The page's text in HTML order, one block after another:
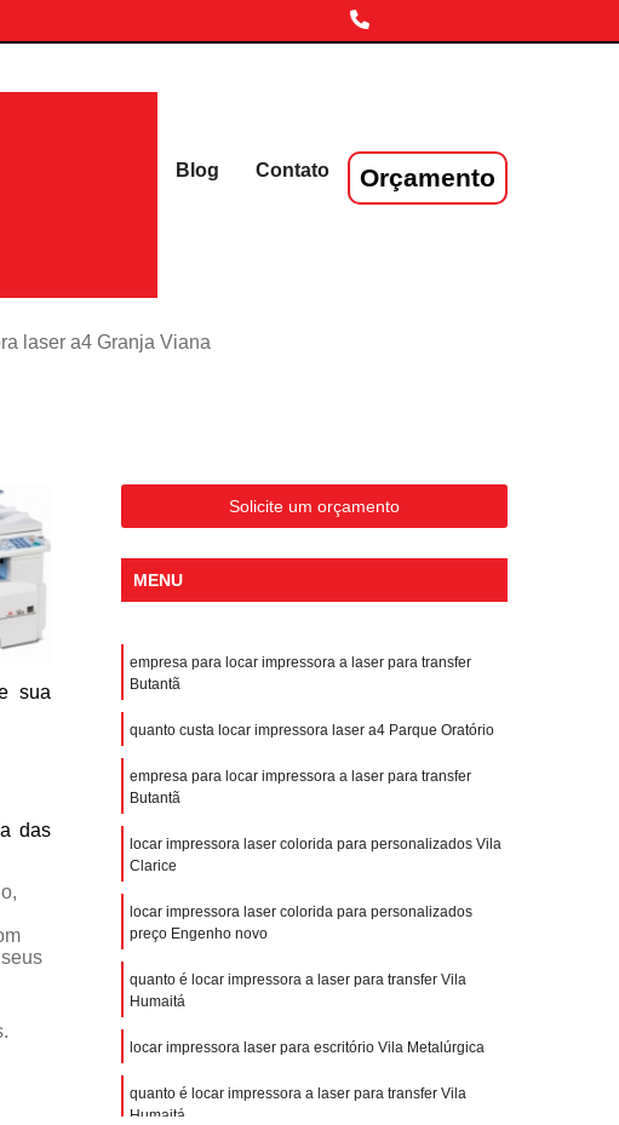
Blog Contato Orçamento
laser a4 Granja Viana
sua
das
Solicite um orçamento
MENU
empresa para locar impressora a laser para transfer
Butantã
quanto custa locar impressora laser a4 Parque Oratório
empresa para locar impressora a laser para transfer
Butantã
locar impressora laser colorida para personalizados Vila
Clarice
locar impressora laser colorida para personalizados
preço Engenho novo
quanto é locar impressora a laser para transfer Vila
Humaitá
locar impressora laser para escritório Vila Metalúrgica
quanto é locar impressora a laser para transfer Vila
Humaitá